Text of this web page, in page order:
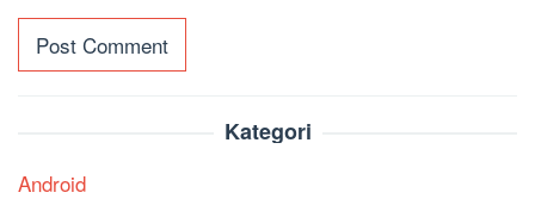
Kategori
Android